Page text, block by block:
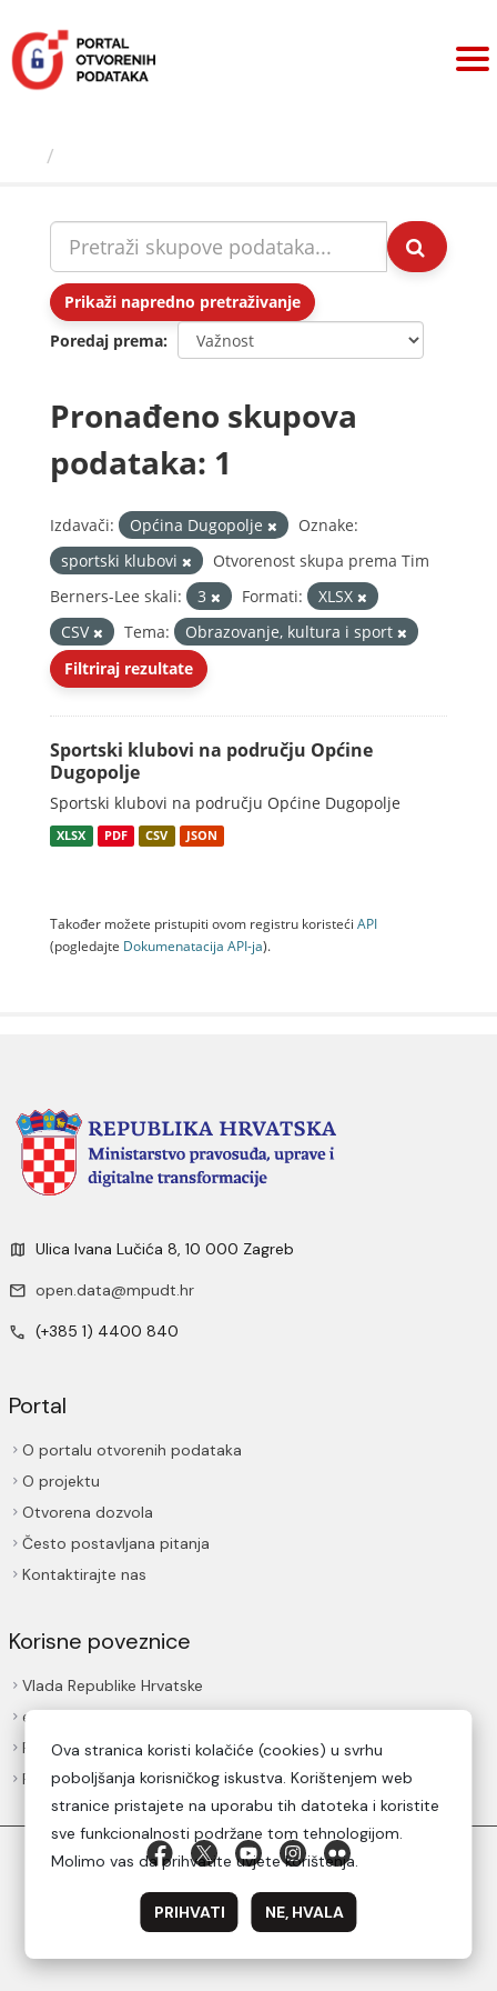
sadržaj
Prikaži napredno pretraživanje
Poredaj prema
Pronađeno skupova
podataka: 1
Izdavači: Općina Dugopolje
Oznake:
sportski klubovi
Otvorenost skupa prema Tim
Berners-Lee skali:
3 Formati:
XLSX
CSV
Tema:
Obrazovanje, kultura i sport
Filtriraj rezultate
Sportski klubovi na području Općine
Dugopolje
Sportski klubovi na području Općine Dugopolje
XLSX PDF CSV JSON
Također možete pristupiti ovom registru koristeći API
(pogledajte Dokumenаtаcijа API-jа).